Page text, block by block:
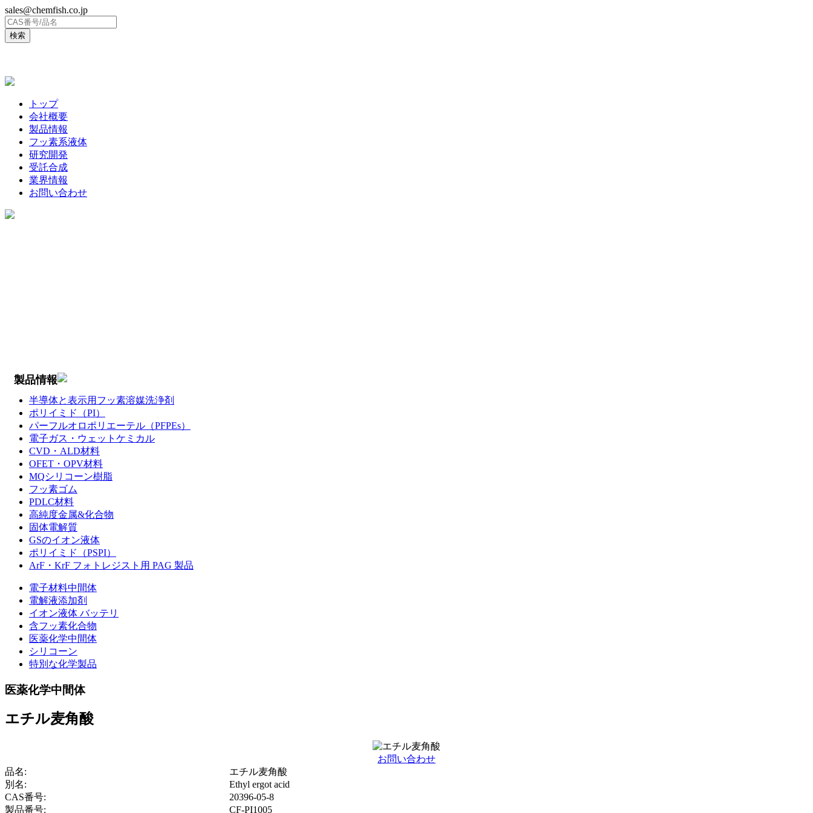
sales@chemfish.co.jp
トップ
会社概要
製品情報
フッ素系液体
研究開発
受託合成
業界情報
お問い合わせ
製品情報
半導体と表示用フッ素溶媒洗浄剤
ポリイミド（PI）
パーフルオロポリエーテル（PFPEs）
電子ガス・ウェットケミカル
CVD・ALD材料
OFET・OPV材料
MQシリコーン樹脂
フッ素ゴム
PDLC材料
高純度金属&化合物
固体電解質
GSのイオン液体
ポリイミド（PSPI）
ArF・KrF フォトレジスト用 PAG 製品
電子材料中間体
電解液添加剤
イオン液体 バッテリ
含フッ素化合物
医薬化学中間体
シリコーン
特別な化学製品
医薬化学中間体
エチル麦角酸
お問い合わせ
品名:
エチル麦角酸
別名:
Ethyl ergot acid
CAS番号:
20396-05-8
製品番号:
CF-PI1005